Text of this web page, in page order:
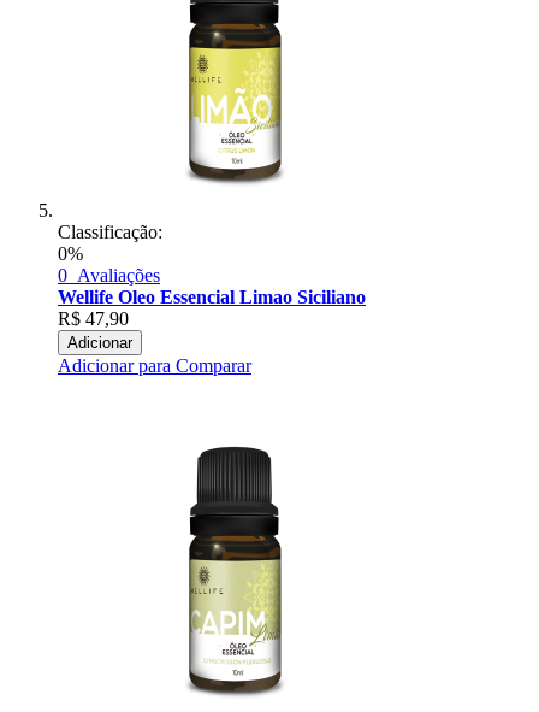
Classificação:
0%
0 Avaliações
Wellife Oleo Essencial Limao Siciliano
R$ 47,90
Adicionar
Adicionar para Comparar